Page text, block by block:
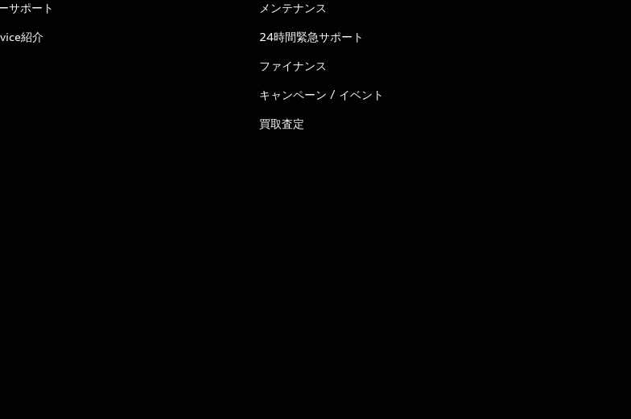
サポート
紹介
メンテナンス
24時間緊急サポート
ファイナンス
キャンペーン / イベント
買取査定